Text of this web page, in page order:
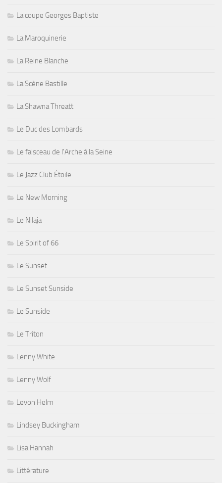
La coupe Georges Baptiste
La Maroquinerie
La Reine Blanche
La Scène Bastille
La Shawna Threatt
Le Duc des Lombards
Le faisceau de l'Arche à la Seine
Le Jazz Club Étoile
Le New Morning
Le Nilaja
Le Spirit of 66
Le Sunset
Le Sunset Sunside
Le Sunside
Le Triton
Lenny White
Lenny Wolf
Levon Helm
Lindsey Buckingham
Lisa Hannah
Littérature